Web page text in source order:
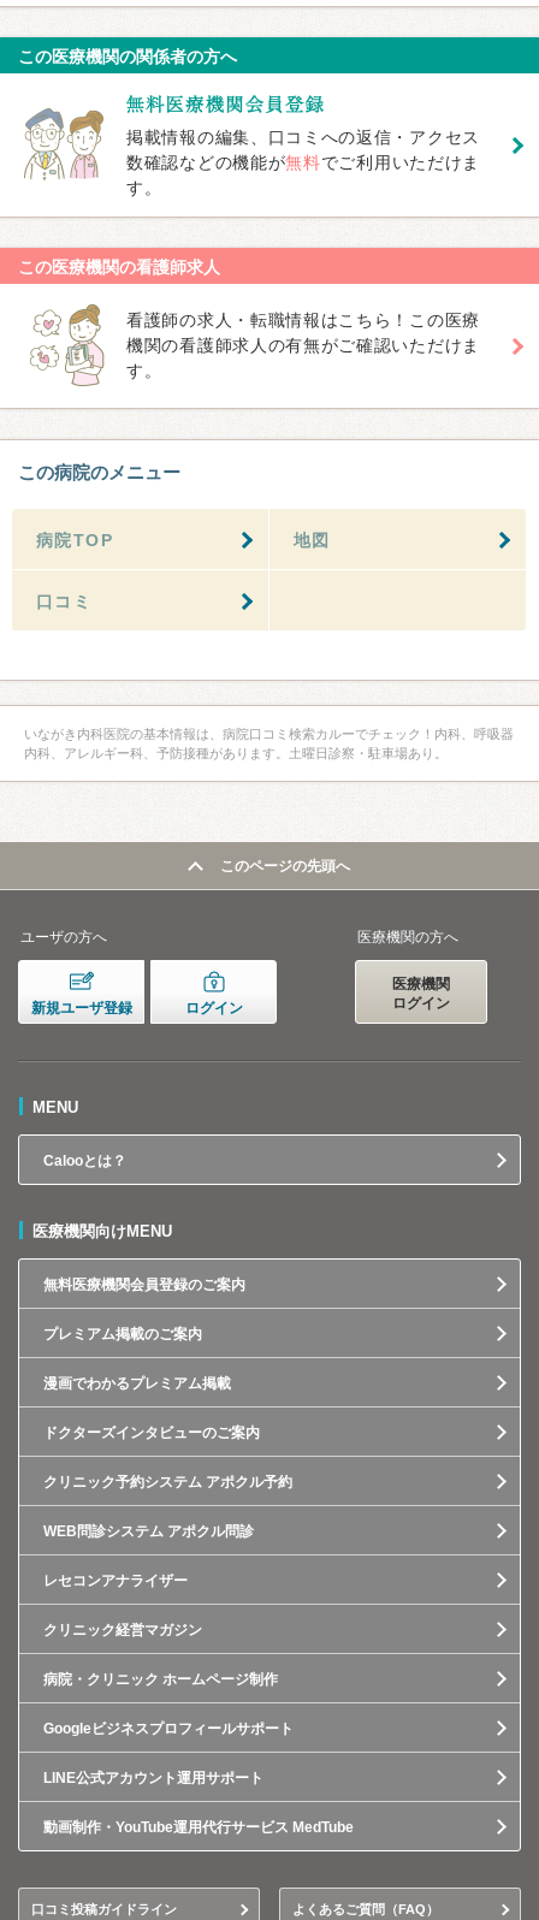
この医療機関の関係者の方へ
掲載情報の編集、口コミへの返信・アクセス
数確認などの機能が無料でご利用いただけま
す。
この医療機関の看護師求人
看護師の求人・転職情報はこちら！この医療
機関の看護師求人の有無がご確認いただけま
す。
この病院のメニュー
病院TOP 地図
口コミ
いながき内科医院の基本情報は、病院口コミ検索カルーでチェック！内科、呼吸器
内科、アレルギー科、予防接種があります。土曜日診察・駐車場あり。
このページの先頭へ
ユーザの方へ
新規ユーザ登録 ログイン
医療機関の方へ
医療機関
ログイン
MENU
Calooとは？
医療機関向けMENU
無料医療機関会員登録のご案内
プレミアム掲載のご案内
漫画でわかるプレミアム掲載
ドクターズインタビューのご案内
クリニック予約システム アポクル予約
WEB問診システム アポクル問診
レセコンアナライザー
クリニック経営マガジン
病院・クリニック ホームページ制作
Googleビジネスプロフィールサポート
LINE公式アカウント運用サポート
動画制作・YouTube運用代行サービス MedTube
口コミ投稿ガイドライン よくあるご質問（FAQ）